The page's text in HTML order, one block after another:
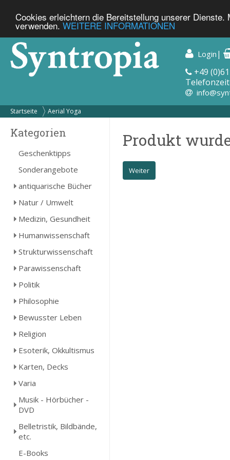
Cookies erleichtern die Bereitstellung unserer
verwenden. WEITERE INFORMATIONEN
Login |
+49
Startseite Aerial Yoga
Kategorien
Geschenktipps
Sonderangebote
antiquarische Bücher
Natur / Umwelt
Medizin, Gesundheit
Humanwissenschaft
Strukturwissenschaft
Parawissenschaft
Politik
Philosophie
Bewusster Leben
Religion
Esoterik, Okkultismus
Karten, Decks
Varia
Musik - Hörbücher -
DVD
Belletristik, Bildbände,
etc.
E-Books
Produkt
Weiter